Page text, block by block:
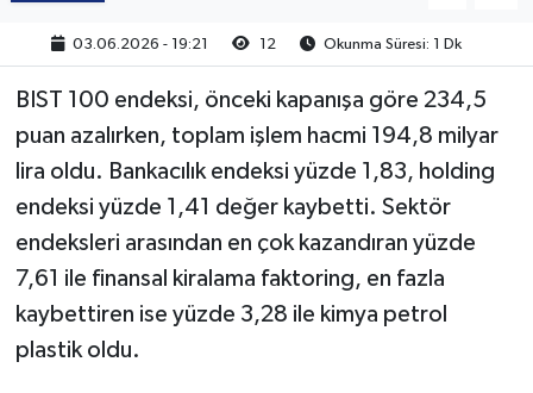
03.06.2026 - 19:21 12 Okunma Süresi: 1 Dk
BIST 100 endeksi, önceki kapanışa göre 234,5
puan azalırken, toplam işlem hacmi 194,8 milyar
lira oldu. Bankacılık endeksi yüzde 1,83, holding
endeksi yüzde 1,41 değer kaybetti. Sektör
endeksleri arasından en çok kazandıran yüzde
7,61 ile finansal kiralama faktoring, en fazla
kaybettiren ise yüzde 3,28 ile kimya petrol
plastik oldu.